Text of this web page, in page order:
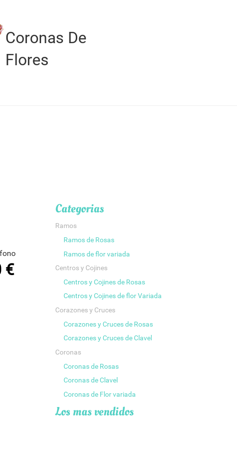
Coronas De
Flores
€
Categorias
Ramos
Ramos de Rosas
Ramos de flor variada
Centros y Cojines
Centros y Cojines de Rosas
Centros y Cojines de flor Variada
Corazones y Cruces
Corazones y Cruces de Rosas
Corazones y Cruces de Clavel
Coronas
Coronas de Rosas
Coronas de Clavel
Coronas de Flor variada
Los mas vendidos